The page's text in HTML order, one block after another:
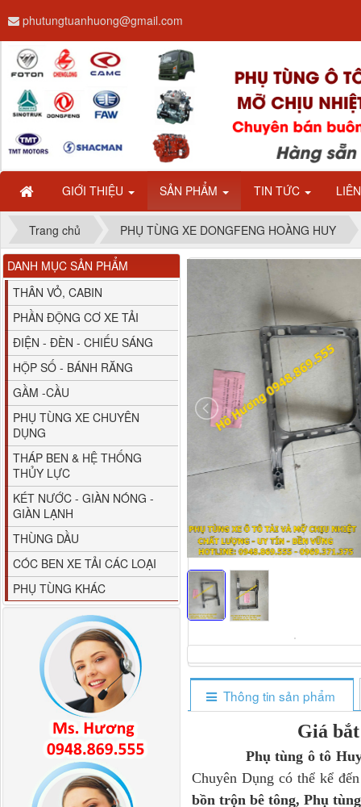
GIỚI THIỆU SẢN PHẨM TIN TỨC
phutungtuanhuong@gmail.com
Trang chủ PHỤ TÙNG XE DONGFENG HOÀNG HUY
Thông tin sản phẩm
Giá
Phụ tùng ô tô
Chuyên Dụng có thể kể
bồn trộn bê tông, Phụ
DANH MỤC SẢN PHẨM
THÂN VỎ, CABIN
PHẦN ĐỘNG CƠ XE TẢI
ĐIỆN - ĐÈN - CHIẾU SÁNG
HỘP SỐ - BÁNH RĂNG
GẦM -CẦU
PHỤ TÙNG XE CHUYÊN
DỤNG
THÁP BEN & HỆ THỐNG
THỦY LỰC
KÉT NƯỚC - GIÀN NÓNG -
GIÀN LẠNH
THÙNG DẦU
CÓC BEN XE TẢI CÁC LOẠI
PHỤ TÙNG KHÁC
Dây ga CAMC H08 dài
2.68m
Bình nước phụ
Chenglong hải âu...
80YHCB-60 Bơm xăng
dầu 60m3/h...
M4610162101A0 Tapbi
cửa Thaco...